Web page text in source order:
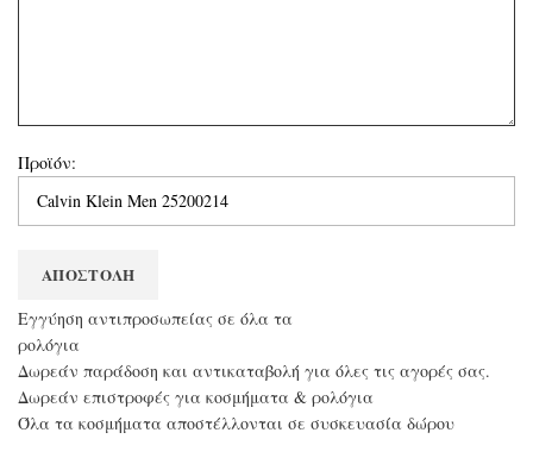
Προϊόν:
Eγγύηση αντιπροσωπείας σε όλα τα
ρολόγια
Δωρεάν παράδοση και αντικαταβολή για όλες τις αγορές σας.
Δωρεάν επιστροφές για κοσμήματα & ρολόγια
Όλα τα κοσμήματα αποστέλλονται σε συσκευασία δώρου